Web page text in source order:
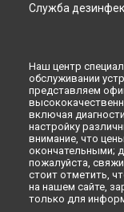
Служба
Наш центр
обслуживании
представляем
включая
настройку
внимание, что
окончательными;
пожалуйста,
стоит отметить,
на нашем сайте,
только для